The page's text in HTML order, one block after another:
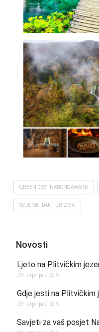
GREEN DESTINATIONS AWARD
SVJETSKI DAN TURIZMA
Novosti
Ljeto na Plitvičkim
28. srpnja 2026.
Gdje jesti na Plitvičkim
28. srpnja 2026.
Savjeti za vaš posjet